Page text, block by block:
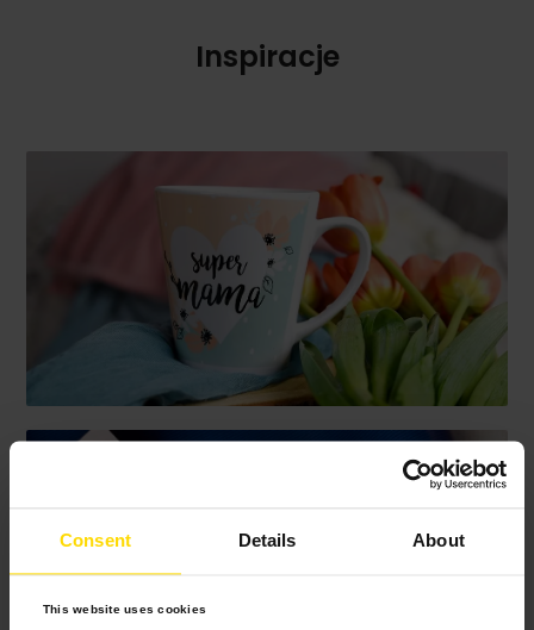
Consent Details About
This website uses cookies
Inspiracje